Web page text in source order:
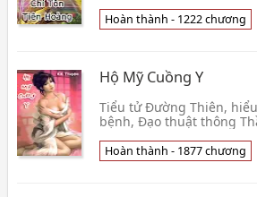
bước vào con đường tu
Hạ Trần liền nhất định
Hoàn thành - 1222 chương
Hộ Mỹ Cuồng Y
Tiểu tử Đường Thiên,
bệnh, Đạo thuật thông
mọi người tốt nhất chớ
chọc thủng trời.
Hoàn thành - 1877 chương